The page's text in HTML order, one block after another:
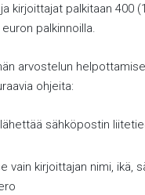
kirjoittajat palkitaan 400
palkinnoilla.
arvostelun
ohjeita:
sähköpostin
vain kirjoittajan nimi, ikä,